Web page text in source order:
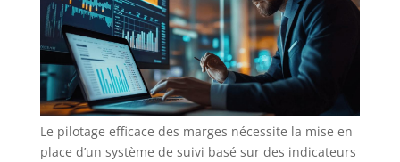
Le pilotage efficace des marges nécessite la mise en
place d’un système de suivi basé sur des indicateurs